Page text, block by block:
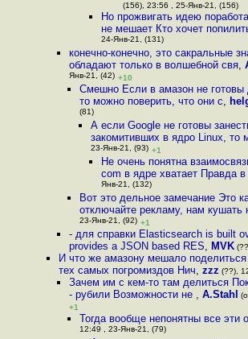
(156), 23:56 , 25-Янв-21, (156)
Но прожвигать идею
не мешает Кто хочет
24-Янв-21, (131)
конечно-конечно, это сакральные
обладают только в волшебной свя,
Янв-21, (42) +10
Смешно Если в амазон не готовы
то можно поверить, что они с,
(81)
А если Google не готовы
закомитивших в ядро Linux, то
23-Янв-21, (93) +1
Не очень понятна
com в ядре хватает Правда в
Янв-21, (132)
Вот это дельное замечание Это
отключайте рекламу, нам кушать
23-Янв-21, (92) +1
- для справки Elasticsearch is built
provides a JSON based RES, MVK
И что же амазону мешало поделиться
тех самых погромиздов Нич, zzz (??),
Зачем им с кем-то там делиться
- рубили Возможности не , A.Stahl
+1
Тогда вообще непонятны все эти
12:49 , 23-Янв-21, (79)